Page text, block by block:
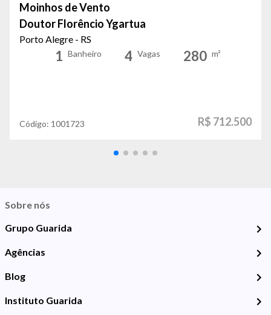
Moinhos de Vento
Doutor Florêncio Ygartua
Porto Alegre - RS
1 Banheiro 4 Vagas 280 m²
Código: 1001723 R$ 712.500
Sobre nós
Grupo Guarida
Agências
Blog
Instituto Guarida